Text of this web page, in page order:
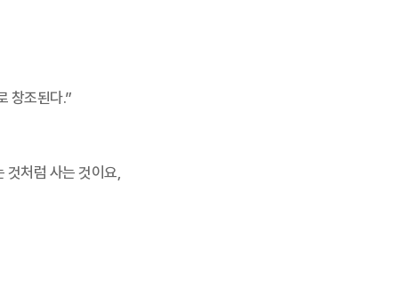
창조된다.”
것처럼 사는 것이요,